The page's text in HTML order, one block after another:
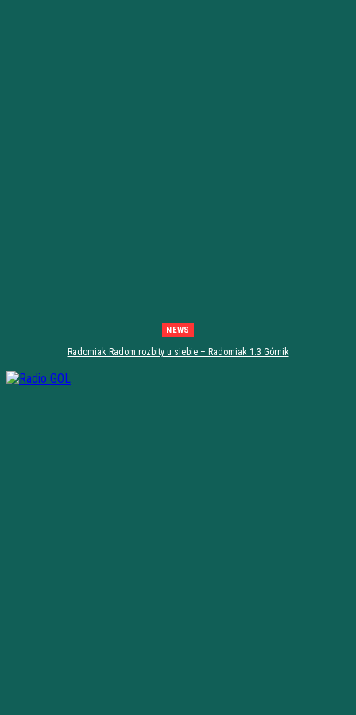
NEWS
Radomiak Radom rozbity u siebie – Radomiak 1:3 Górnik